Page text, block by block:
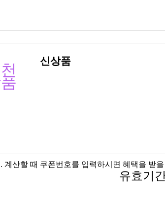
신상품
유효기
산할 때 쿠폰번호를 입력하시면 혜택을 받